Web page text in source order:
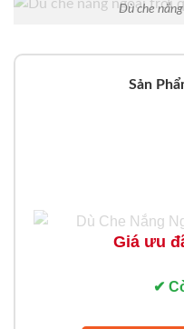
Dù che
Sản
Giá ưu
✔